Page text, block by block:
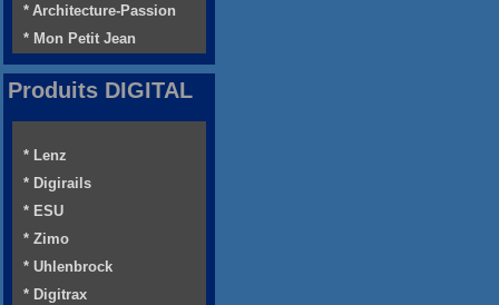
* Architecture-Passion
* Mon Petit Jean
Produits DIGITAL
* Lenz
* Digirails
* ESU
* Zimo
* Uhlenbrock
* Digitrax